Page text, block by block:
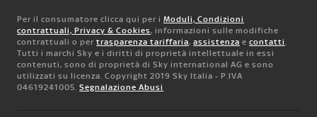
Per il consumatore clicca qui per i Moduli, Condizioni
contrattuali, Privacy & Cookies, informazioni sulle modifiche
contrattuali o per trasparenza tariffaria, assistenza e contatti.
Tutti i marchi Sky e i diritti di proprietà intellettuale in essi
contenuti, sono di proprietà di Sky international AG e sono
utilizzati su licenza. Copyright 2019 Sky Italia - P.IVA
04619241005. Segnalazione Abusi